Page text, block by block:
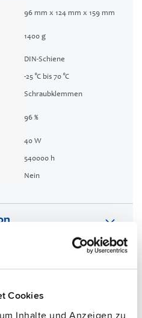
Cookies
96 mm x 124 mm x 159 mm
1400 g
DIN-Schiene
-25 °C bis 70 °C
Schraubklemmen
96 %
40 W
540000 h
Nein